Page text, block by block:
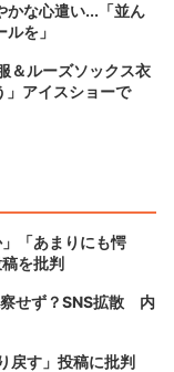
かな心遣い...「並ん
を」
＆ルーズソックス衣
アイスショーで
「あまりにも愕
を批判
せず？SNS拡散 内
戻す」投稿に批判